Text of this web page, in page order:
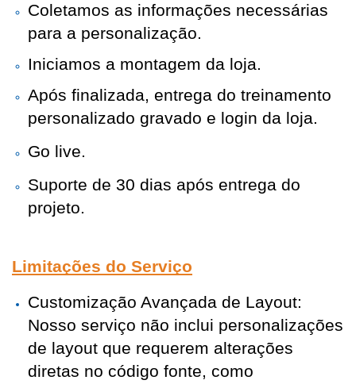
Coletamos as informações necessárias
para a personalização.
Iniciamos a montagem da loja.
Após finalizada, entrega do treinamento
personalizado gravado e login da loja.
Go live.
Suporte de 30 dias após entrega do
projeto.
Limitações do Serviço
Customização Avançada de Layout:
Nosso serviço não inclui personalizações
de layout que requerem alterações
diretas no código fonte, como